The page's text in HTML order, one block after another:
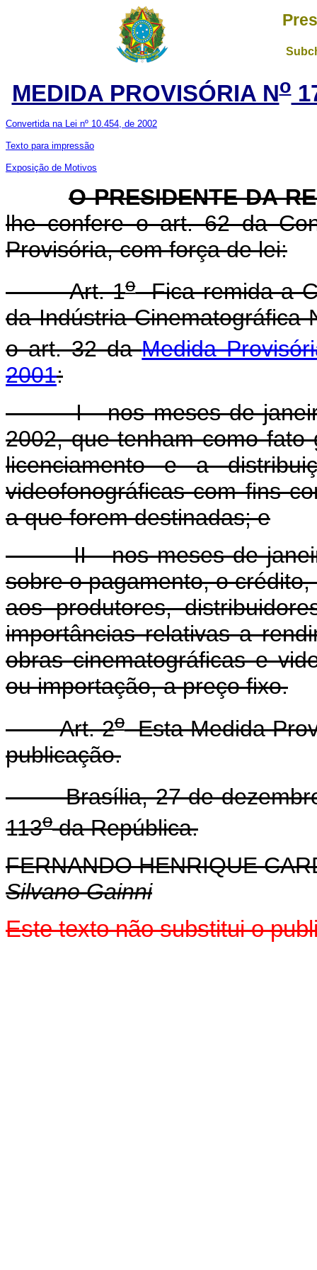
MEDIDA PROVISÓRIA No
Convertida na Lei nº 10.454, de 2002
Texto para impressão
Exposição de Motivos
O PRESIDENTE DA
lhe confere o art. 62 da
Provisória, com força de lei:
Art. 1oFica remida a
da Indústria Cinematográfica
o art. 32 daMedida
2001:
I - nos meses de janeiro,
2002, que tenham como
licenciamento e a
videofonográficas com fins
a que forem destinadas; e
II - nos meses de janeiro
sobre o pagamento, o
aos produtores,
importâncias relativas a
obras cinematográficas e
ou importação, a preço fixo.
Art. 2oEsta Medida
publicação.
Brasília, 27 de dezembro
113oda República.
FERNANDO HENRIQUE
Silvano Gainni
Este texto não substitui o